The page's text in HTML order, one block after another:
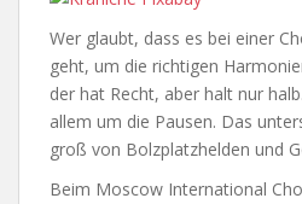
Wer glaubt, dass es bei einer
geht, um die richtigen
der hat Recht, aber halt nur
allem um die Pausen. Das
groß von Bolzplatzhelden und
Beim Moscow International